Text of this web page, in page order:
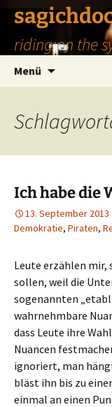
Zum
Inhalt
springen
riding on the
Menü
Ich habe die
13. September 2013
Demokratie, Piraten,
Leute erzählen mir,
sollen, weil die
sogenannten
wahrnehmbare
dass Leute ihre
Nuancen
ignoriert, man
bläst ihn bis zu
einmal an einen